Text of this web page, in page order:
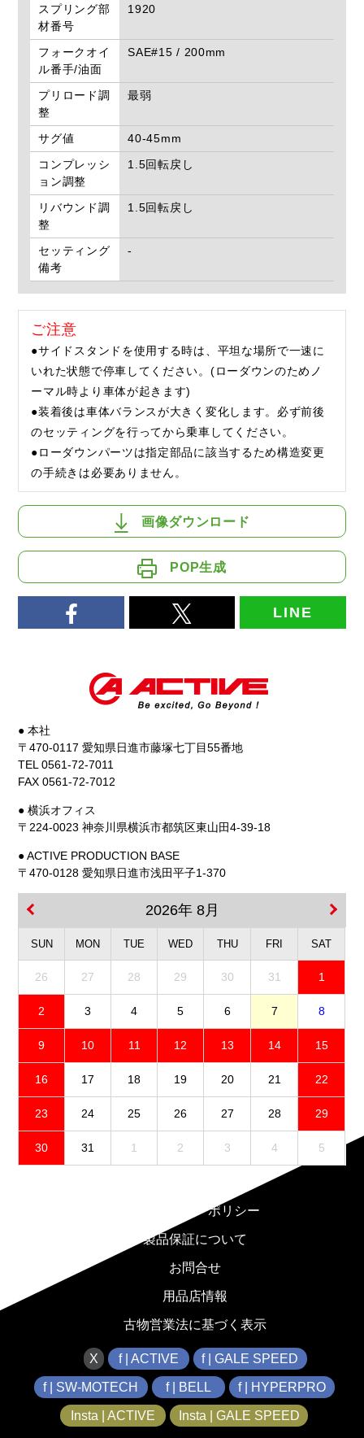
スプリング部
材番号
1920
フォークオイ
ル番手/油面
SAE#15 / 200mm
プリロード調
整
最弱
サグ値
40-45mm
コンプレッシ
ョン調整
1.5回転戻し
リバウンド調
整
1.5回転戻し
セッティング
備考
-
ご注意
●サイドスタンドを使用する時は、平坦な場所で一速に
いれた状態で停車してください。(ローダウンのためノ
ーマル時より車体が起きます)
●装着後は車体バランスが大きく変化します。必ず前後
のセッティングを行ってから乗車してください。
●ローダウンパーツは指定部品に該当するため構造変更
の手続きは必要ありません。
画像ダウンロード
POP生成
LINE
● 本社
〒470-0117 愛知県日進市藤塚七丁目55番地
TEL 0561-72-7011
FAX 0561-72-7012
● 横浜オフィス
〒224-0023 神奈川県横浜市都筑区東山田4-39-18
● ACTIVE PRODUCTION BASE
〒470-0128 愛知県日進市浅田平子1-370
2026年 8月
SUN MON TUE WED THU FRI SAT
26 27 28 29 30 31 1
2 3 4 5 6 7 8
9 10 11 12 13 14 15
16 17 18 19 20 21 22
23 24 25 26 27 28 29
30 31 1 2 3 4 5
プライバシーポリシー
製品保証について
お問合せ
用品店情報
古物営業法に基づく表示
X f | ACTIVE f | GALE SPEED
f | SW-MOTECH f | BELL f | HYPERPRO
Insta | ACTIVE Insta | GALE SPEED